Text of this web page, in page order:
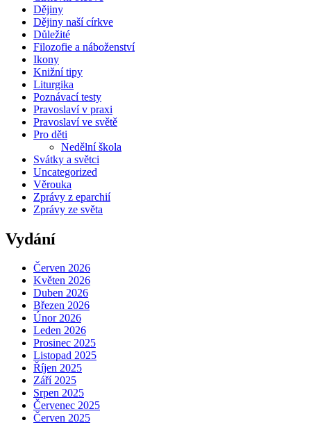
Dějiny
Dějiny naší církve
Důležité
Filozofie a náboženství
Ikony
Knižní tipy
Liturgika
Poznávací testy
Pravoslaví v praxi
Pravoslaví ve světě
Pro děti
Nedělní škola
Svátky a světci
Uncategorized
Věrouka
Zprávy z eparchií
Zprávy ze světa
Vydání
Červen 2026
Květen 2026
Duben 2026
Březen 2026
Únor 2026
Leden 2026
Prosinec 2025
Listopad 2025
Říjen 2025
Září 2025
Srpen 2025
Červenec 2025
Červen 2025